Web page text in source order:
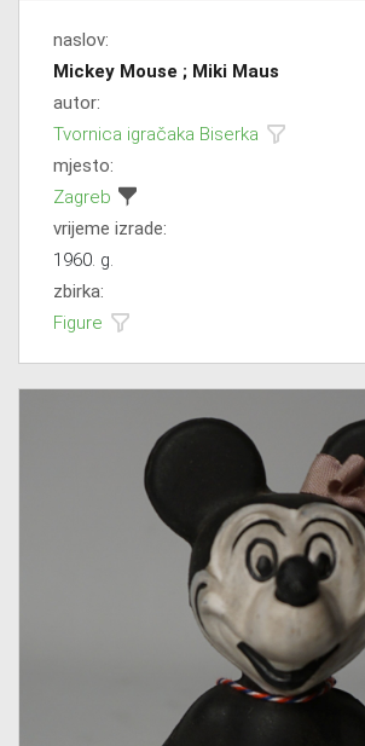
naslov:
Mickey Mouse ; Miki Maus
autor:
Tvornica igračaka Biserka
mjesto:
Zagreb
vrijeme izrade:
1960. g.
zbirka:
Figure